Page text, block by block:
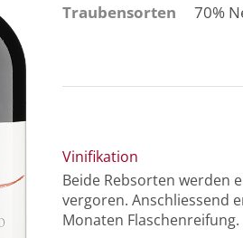
Traubensorten
70%
Vinifikation
Beide Rebsorten werden
vergoren. Anschliessend
Monaten Flaschenreifung.